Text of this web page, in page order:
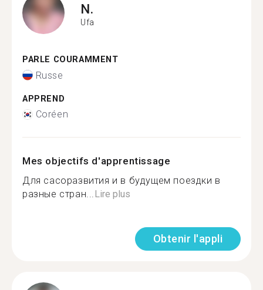
N.
Ufa
PARLE COURAMMENT
Russe
APPREND
Coréen
Mes objectifs d'apprentissage
Для сасоразвития и в будущем поездки в
разные стран...Lire plus
Obtenir l'appli